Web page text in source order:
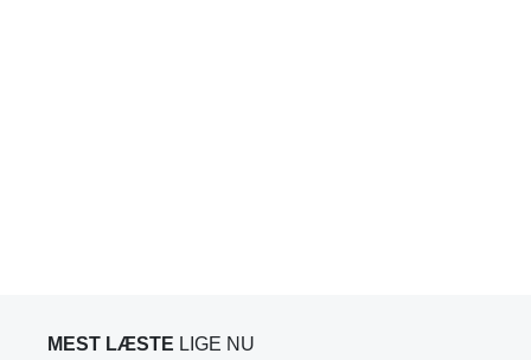
MEST LÆSTE LIGE NU